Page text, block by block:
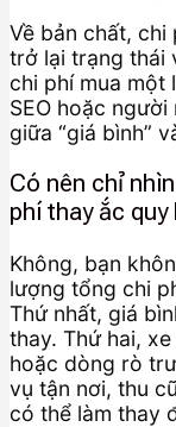
Về bản chất, chi
trở lại trạng thái
chi phí mua một
SEO hoặc
giữa “giá bình”
Có nên chỉ
phí thay ắc quy
Không, bạn
lượng tổng chi
Thứ nhất, giá
thay. Thứ hai,
hoặc dòng rò
vụ tận nơi, thu
có thể làm thay